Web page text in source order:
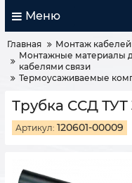
Меню
Главная
Монтаж кабелей
Монтажные материалы
кабелями связи
Термоусаживаемые
Трубка ССД ТУТ
Артикул: 120601-00009